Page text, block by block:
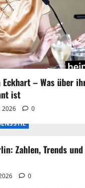
Eckhart – Was über
ist
2026
0
Zahlen, Trends
0